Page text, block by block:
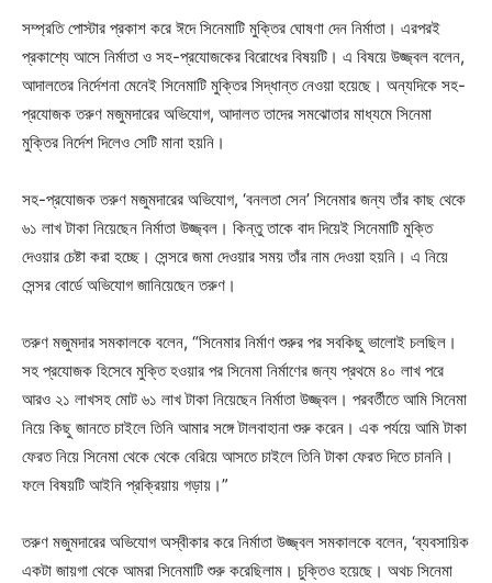
সম্প্রতি পোস্টার প্রকাশ করে ঈদে সিনেমাটি মুক্তির ঘোষণা দেন নির্মাতা। এরপরই
প্রকাশ্যে আসে নির্মাতা ও সহ-প্রযোজকের বিরোধের বিষয়টি। এ বিষয়ে উজ্জ্বল বলেন,
আদালতের নির্দেশনা মেনেই সিনেমাটি মুক্তির সিদ্ধান্ত নেওয়া হয়েছে। অন্যদিকে সহ-
প্রযোজক তরুণ মজুমদারের অভিযোগ, আদালত তাদের সমঝোতার মাধ্যমে সিনেমা
মুক্তির নির্দেশ দিলেও সেটি মানা হয়নি।
সহ-প্রযোজক তরুণ মজুমদারের অভিযোগ, ‘বনলতা সেন’ সিনেমার জন্য তাঁর কাছ থেকে
৬১ লাখ টাকা নিয়েছেন নির্মাতা উজ্জ্বল। কিন্তু তাকে বাদ দিয়েই সিনেমাটি মুক্তি
দেওয়ার চেষ্টা করা হচ্ছে। সেন্সরে জমা দেওয়ার সময় তাঁর নাম দেওয়া হয়নি। এ নিয়ে
সেন্সর বোর্ডে অভিযোগ জানিয়েছেন তরুণ।
তরুণ মজুমদার সমকালকে বলেন, “সিনেমার নির্মাণ শুরুর পর সবকিছু ভালোই চলছিল।
সহ প্রযোজক হিসেবে মুক্তি হওয়ার পর সিনেমা নির্মাণের জন্য প্রথমে ৪০ লাখ পরে
আরও ২১ লাখসহ মোট ৬১ লাখ টাকা নিয়েছেন নির্মাতা উজ্জ্বল। পরবর্তীতে আমি সিনেমা
নিয়ে কিছু জানতে চাইলে তিনি আমার সঙ্গে টালবাহানা শুরু করেন। এক পর্যয়ে আমি টাকা
ফেরত নিয়ে সিনেমা থেকে থেকে বেরিয়ে আসতে চাইলে তিনি টাকা ফেরত দিতে চাননি।
ফলে বিষয়টি আইনি প্রক্রিয়ায় গড়ায়।”
তরুণ মজুমদারের অভিযোগ অস্বীকার করে নির্মাতা উজ্জ্বল সমকালকে বলেন, ‘ব্যবসায়িক
একটা জায়গা থেকে আমরা সিনেমাটি শুরু করেছিলাম। চুক্তিও হয়েছে। অথচ সিনেমা